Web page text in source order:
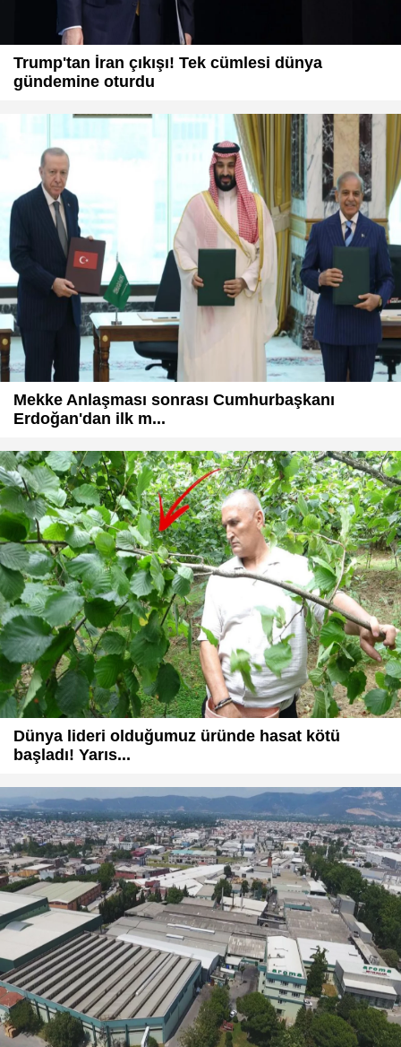
Trump'tan İran çıkışı! Tek cümlesi dünya
gündemine oturdu
Mekke Anlaşması sonrası Cumhurbaşkanı
Erdoğan'dan ilk m...
Dünya lideri olduğumuz üründe hasat kötü
başladı! Yarıs...